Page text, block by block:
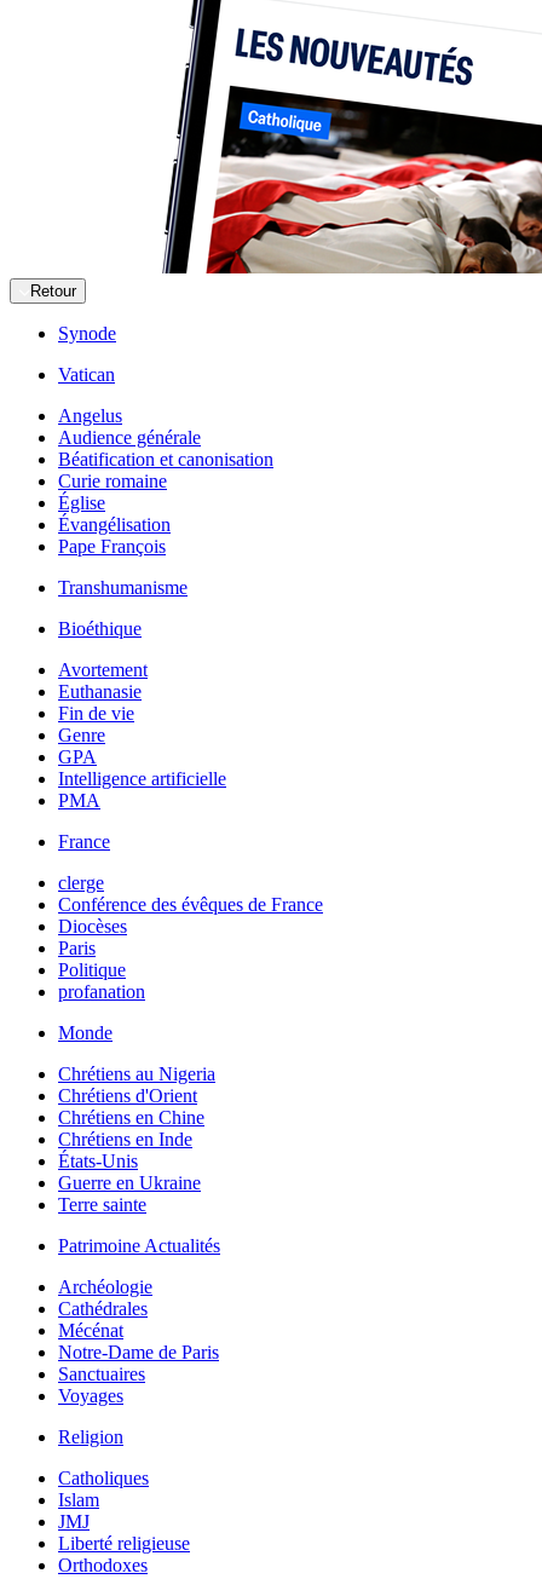
Retour
Synode
Vatican
Angelus
Audience générale
Béatification et canonisation
Curie romaine
Église
Évangélisation
Pape François
Transhumanisme
Bioéthique
Avortement
Euthanasie
Fin de vie
Genre
GPA
Intelligence artificielle
PMA
France
clerge
Conférence des évêques de France
Diocèses
Paris
Politique
profanation
Monde
Chrétiens au Nigeria
Chrétiens d'Orient
Chrétiens en Chine
Chrétiens en Inde
États-Unis
Guerre en Ukraine
Terre sainte
Patrimoine Actualités
Archéologie
Cathédrales
Mécénat
Notre-Dame de Paris
Sanctuaires
Voyages
Religion
Catholiques
Islam
JMJ
Liberté religieuse
Orthodoxes